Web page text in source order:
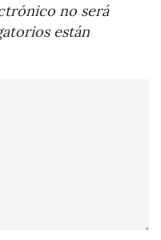
no será
están